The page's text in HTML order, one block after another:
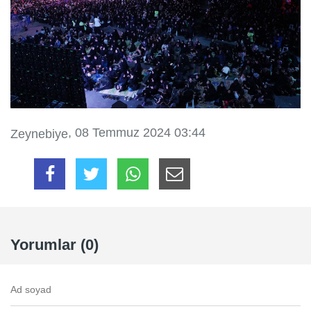
Zeynebiye, 08 Temmuz 2024 03:44
Yorumlar (0)